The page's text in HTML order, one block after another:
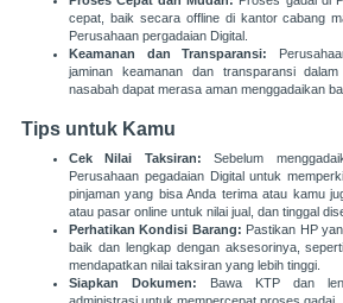
cepat, baik secara offline di kantor cabang
Perusahaan pergadaian Digital.
Keamanan dan Transparansi:
jaminan keamanan dan transparansi
nasabah dapat merasa aman menggadaikan
Tips untuk Kamu
Cek Nilai Taksiran: Sebelum
Perusahaan pegadaian Digital untuk
pinjaman yang bisa Anda terima atau kamu
atau pasar online untuk nilai jual, dan tinggal
Perhatikan Kondisi Barang: Pastikan HP
baik dan lengkap dengan aksesorinya,
mendapatkan nilai taksiran yang lebih tinggi.
Siapkan Dokumen: Bawa KTP dan
administrasi untuk mempercepat proses gadai.